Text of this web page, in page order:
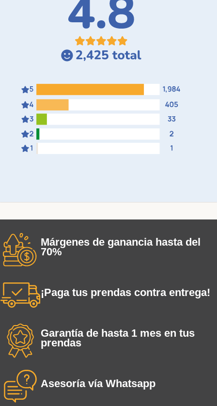
Márgenes de ganancia hasta del
70%
¡Paga tus prendas contra entrega!
Garantía de hasta 1 mes en tus
prendas
Asesoría vía Whatsapp